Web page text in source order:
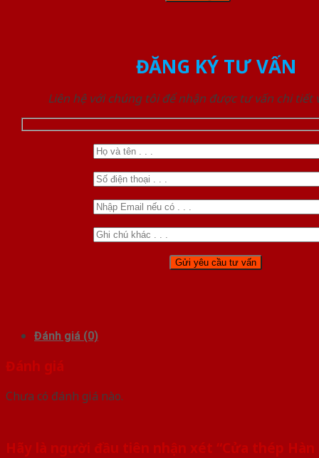
ĐĂNG KÝ TƯ VẤN
Liên hệ với chúng tôi để nhận được tư vấn chi tiết
Đánh giá (0)
Đánh giá
Chưa có đánh giá nào.
Hãy là người đầu tiên nhận xét “Cửa thép Hàn